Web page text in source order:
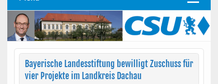
Bayerische Landesstiftung bewilligt Zuschuss für
vier Projekte im Landkreis Dachau